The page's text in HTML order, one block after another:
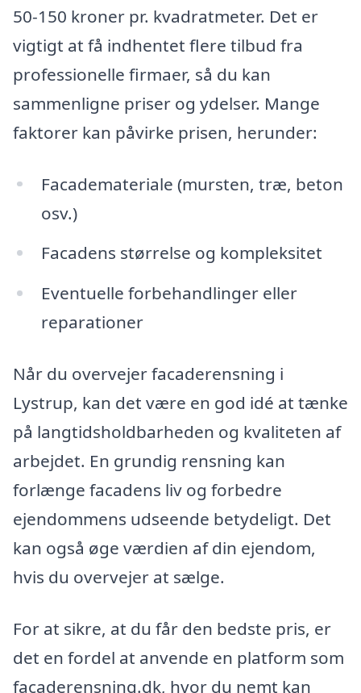
50-150 kroner pr. kvadratmeter. Det er
vigtigt at få indhentet flere tilbud fra
professionelle firmaer, så du kan
sammenligne priser og ydelser. Mange
faktorer kan påvirke prisen, herunder:
Facademateriale (mursten, træ, beton
osv.)
Facadens størrelse og kompleksitet
Eventuelle forbehandlinger eller
reparationer
Når du overvejer facaderensning i
Lystrup, kan det være en god idé at tænke
på langtidsholdbarheden og kvaliteten af
arbejdet. En grundig rensning kan
forlænge facadens liv og forbedre
ejendommens udseende betydeligt. Det
kan også øge værdien af din ejendom,
hvis du overvejer at sælge.
For at sikre, at du får den bedste pris, er
det en fordel at anvende en platform som
facaderensning.dk, hvor du nemt kan